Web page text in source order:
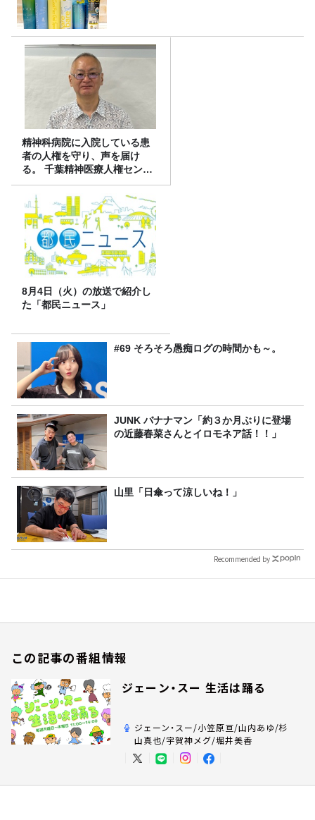
精神科病院に入院している患
者の人権を守り、声を届け
る。 千葉精神医療人権センタ
ーの取り組み
8月4日（火）の放送で紹介し
た「都民ニュース」
#69 そろそろ愚痴ログの時間かも～。
JUNK バナナマン「約３か月ぶりに登場
の近藤春菜さんとイロモネア話！！」
山里「日傘って涼しいね！」
Recommended by
この記事の番組情報
ジェーン・スー 生活は踊る
ジェーン・スー/小笠原亘/山内あゆ/杉
山真也/宇賀神メグ/堀井美香